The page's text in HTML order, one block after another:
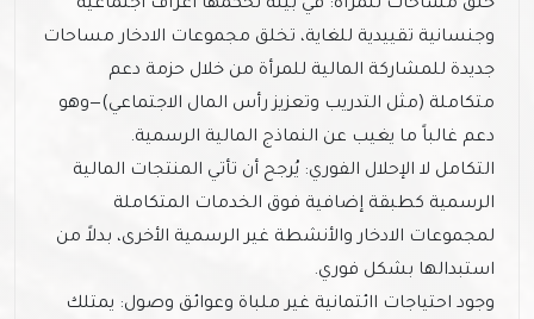
خلق مساحات للمرأة: في بيئة تحكمها أعراف اجتماعية
وجنسانية تقييدية للغاية، تخلق مجموعات الادخار مساحات
جديدة للمشاركة المالية للمرأة من خلال حزمة دعم
متكاملة (مثل التدريب وتعزيز رأس المال الاجتماعي)—وهو
دعم غالباً ما يغيب عن النماذج المالية الرسمية.
التكامل لا الإحلال الفوري: يُرجح أن تأتي المنتجات المالية
الرسمية كطبقة إضافية فوق الخدمات المتكاملة
لمجموعات الادخار والأنشطة غير الرسمية الأخرى، بدلاً من
استبدالها بشكل فوري.
وجود احتياجات اائتمانية غير ملباة وعوائق وصول: يمتلك